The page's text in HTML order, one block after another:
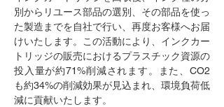
別からリユース部品の選別、その部品を使っ
た製造までを自社で行い、再度お客様へお届
けいたします。この活動により、インクカー
トリッジの販売におけるプラスチック資源の
投入量が約71%削減されます。また、CO2
も約34%の削減効果が見込まれ、環境負荷低
減に貢献いたします。